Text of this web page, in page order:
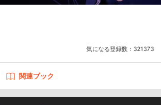
気になる登録数： 321373
関連ブック